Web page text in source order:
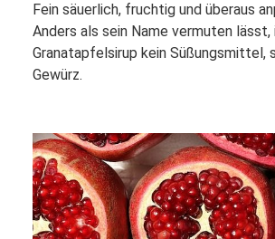
Fein säuerlich, fruchtig und überaus
Anders als sein Name vermuten lässt,
Granatapfelsirup kein Süßungsmittel,
Gewürz.